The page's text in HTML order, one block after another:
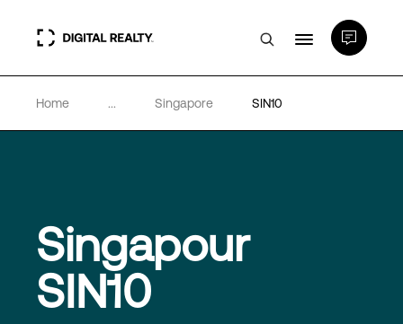
Data Centers
Partenaires
Expertise et ressources
Home ... Singapore SIN10
Singapour
SIN10